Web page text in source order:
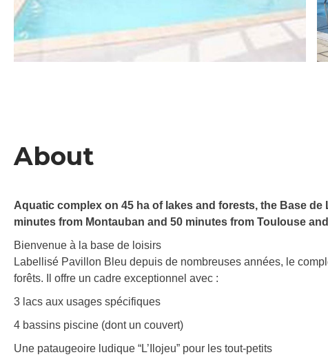
About
Aquatic complex on 45 ha of lakes and forests, the Base
minutes from Montauban and 50 minutes from Toulouse
Bienvenue à la base de loisirs
Labellisé Pavillon Bleu depuis de nombreuses années, le
forêts. Il offre un cadre exceptionnel avec :
3 lacs aux usages spécifiques
4 bassins piscine (dont un couvert)
Une pataugeoire ludique “L’Ilojeu” pour les tout-petits